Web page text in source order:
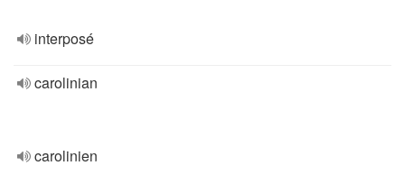
interposé
carolinian
carolinien